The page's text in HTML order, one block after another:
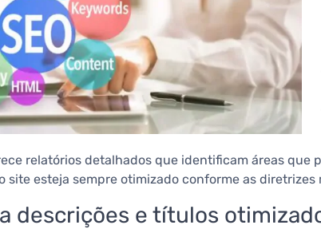
relatórios detalhados que identificam áreas que
site esteja sempre otimizado conforme as diretrizes
descrições e títulos